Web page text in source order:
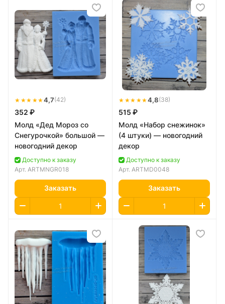
★★★★★4,7(42)
352 ₽
Молд «Дед Мороз со
Снегурочкой» большой —
новогодний декор
Доступно к заказу
Арт. ARTMNGR018
Заказать
★★★★★4,8(38)
515 ₽
Молд «Набор снежинок»
(4 штуки) — новогодний
декор
Доступно к заказу
Арт. ARTMD0048
Заказать